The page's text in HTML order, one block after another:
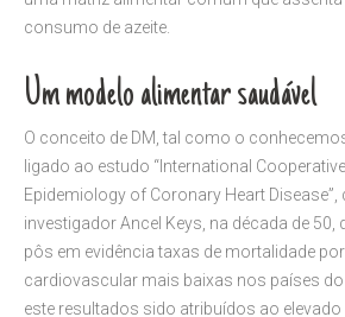
consumo de azeite.
Um modelo alimentar saudável
O conceito de DM, tal como o
ligado ao estudo “International
Epidemiology of Coronary Heart Disease”,
investigador Ancel Keys, na década de 50,
pôs em evidência taxas de mortalidade
cardiovascular mais baixas nos países do
este resultados sido atribuídos ao